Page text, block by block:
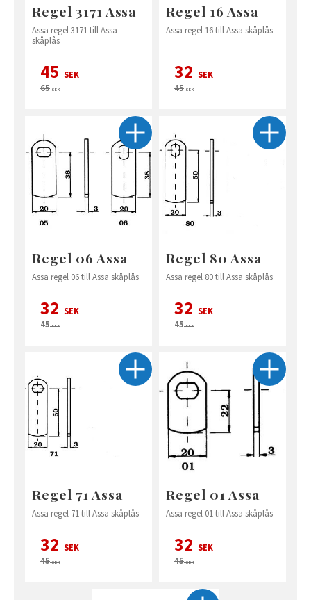
Regel 3171 Assa
Assa regel 3171 till Assa
skåplås
45 SEK
65SEK
Regel 16 Assa
Assa regel 16 till Assa skåplås
32 SEK
45SEK
Regel 06 Assa
Assa regel 06 till Assa skåplås
32 SEK
45SEK
Regel 80 Assa
Assa regel 80 till Assa skåplås
32 SEK
45SEK
Regel 71 Assa
Assa regel 71 till Assa skåplås
32 SEK
45SEK
Regel 01 Assa
Assa regel 01 till Assa skåplås
32 SEK
45SEK